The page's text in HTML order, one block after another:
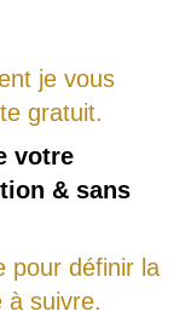
je vous
gratuit.
votre
& sans
pour définir la
à suivre.